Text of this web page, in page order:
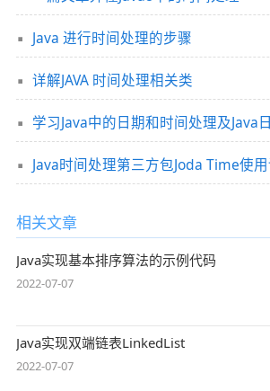
Java 进行时间处理的步骤
详解JAVA 时间处理相关类
学习Java中的日期和时间处理及Java
Java时间处理第三方包Joda Time使
相关文章
Java实现基本排序算法的示例代码
2022-07-07
Java实现双端链表LinkedList
2022-07-07